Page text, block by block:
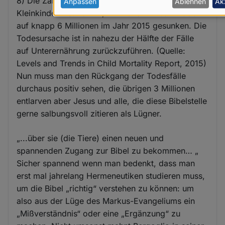
Kleinkindern ist von 12,7 Millionen im Jahr 1990
auf knapp 6 Millionen im Jahr 2015 gesunken. Die
Todesursache ist in nahezu der Hälfte der Fälle
auf Unterernährung zurückzuführen. (Quelle:
Levels and Trends in Child Mortality Report, 2015)
Nun muss man den Rückgang der Todesfälle
durchaus positiv sehen, die übrigen 3 Millionen
entlarven aber Jesus und alle, die diese Bibelstelle
gerne salbungsvoll zitieren als Lügner.
„...über sie (die Tiere) einen neuen und
spannenden Zugang zur Bibel zu bekommen… „
Sicher spannend wenn man bedenkt, dass man
erst mal jahrelang Hermeneutiken studieren muss,
um die Bibel „richtig“ verstehen zu können: um
also aus der Lüge des Markus-Evangeliums ein
„Mißverständnis“ oder eine „Ergänzung“ zu
personenbezogenen
Daten
und
Cookies